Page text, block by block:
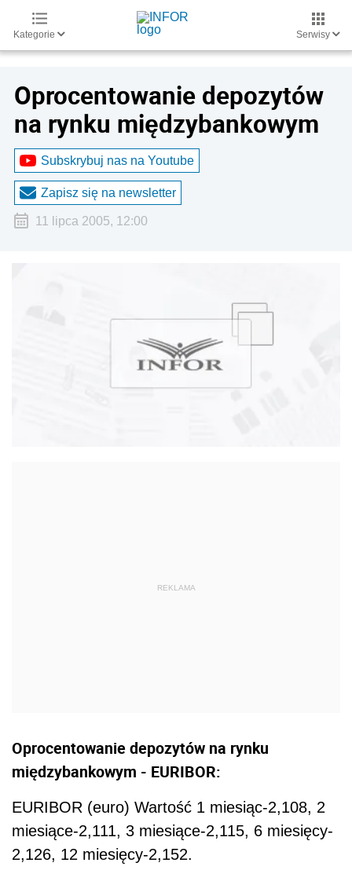
Kategorie Serwisy
Oprocentowanie depozytów
na rynku międzybankowym
Subskrybuj nas na Youtube
Zapisz się na newsletter
11 lipca 2005, 12:00
Oprocentowanie depozytów na rynku
międzybankowym - EURIBOR:
EURIBOR (euro) Wartość 1 miesiąc-2,108, 2
miesiące-2,111, 3 miesiące-2,115, 6 miesięcy-
2,126, 12 miesięcy-2,152.